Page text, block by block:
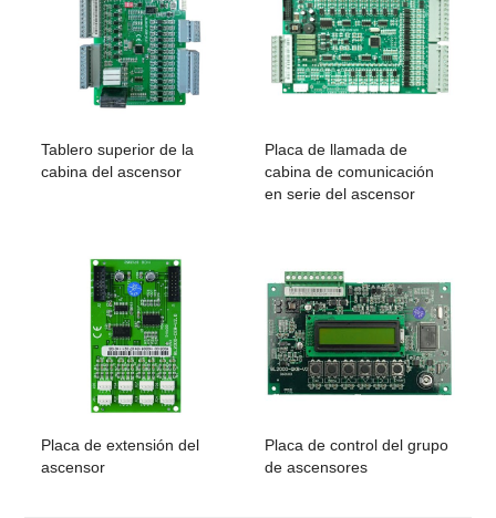
Tablero superior de la
cabina del ascensor
Placa de llamada de
cabina de comunicación
en serie del ascensor
Placa de extensión del
ascensor
Placa de control del grupo
de ascensores